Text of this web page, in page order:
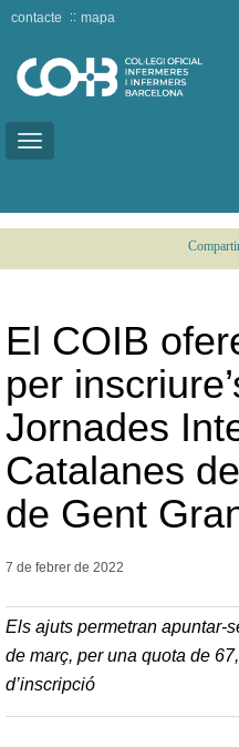
Toggle
contacte mapa
El COIB
per
Jornades
Catalanes
de Gent
7 de febrer de 2022
Els ajuts permetran apuntar-
de març, per una quota de
d’inscripció